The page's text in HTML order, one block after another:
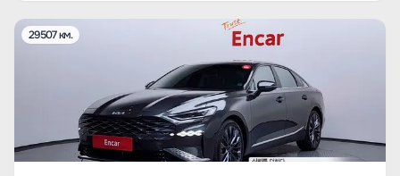
29507 км.